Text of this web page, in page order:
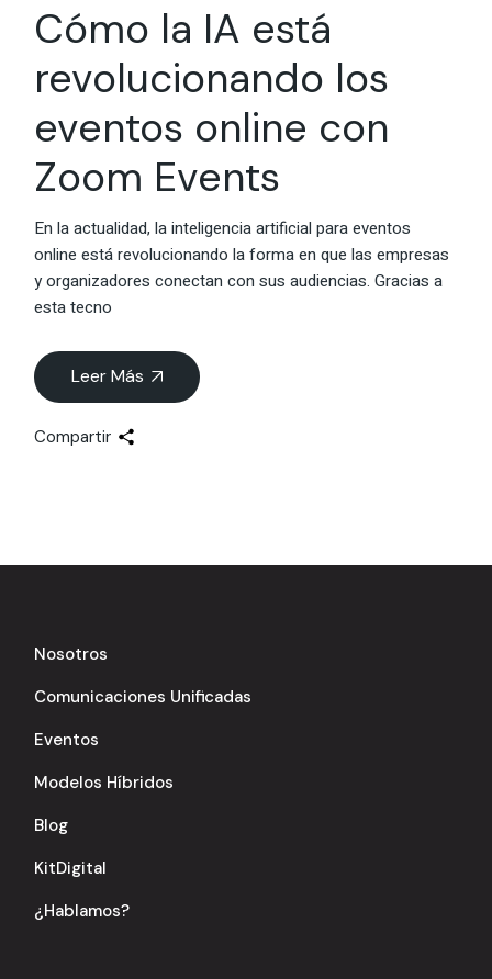
Cómo la IA está
revolucionando los
eventos online con
Zoom Events
En la actualidad, la inteligencia artificial para eventos
online está revolucionando la forma en que las empresas
y organizadores conectan con sus audiencias. Gracias a
esta tecno
Leer Más
Compartir
Nosotros
Comunicaciones Unificadas
Eventos
Modelos Híbridos
Blog
KitDigital
¿Hablamos?